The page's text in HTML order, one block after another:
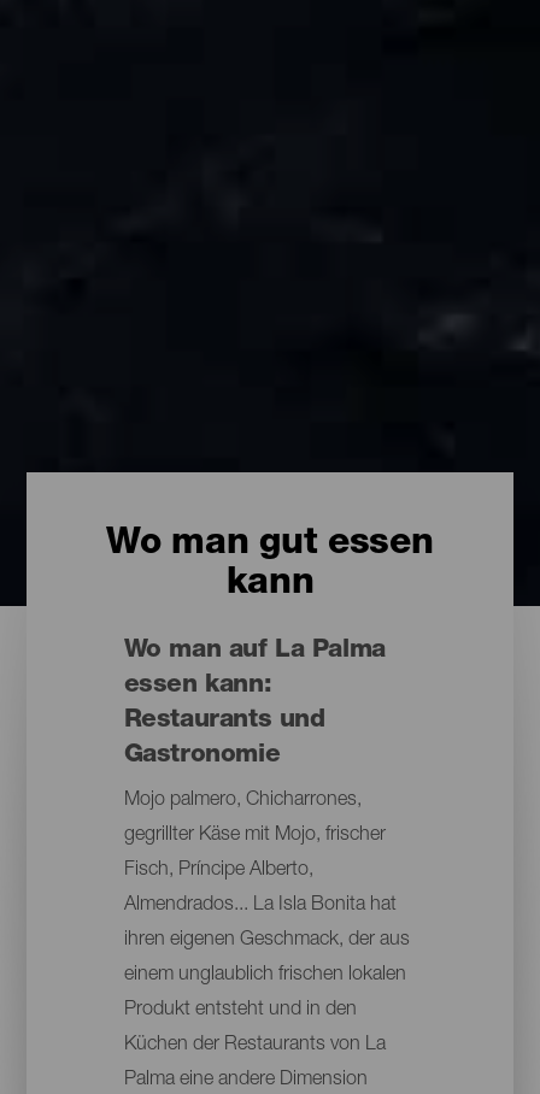
Wo man gut essen
kann
Wo man auf La Palma
essen kann:
Restaurants und
Gastronomie
Mojo palmero, Chicharrones,
gegrillter Käse mit Mojo, frischer
Fisch, Príncipe Alberto,
Almendrados... La Isla Bonita hat
ihren eigenen Geschmack, der aus
einem unglaublich frischen lokalen
Produkt entsteht und in den
Küchen der Restaurants von La
Palma eine andere Dimension